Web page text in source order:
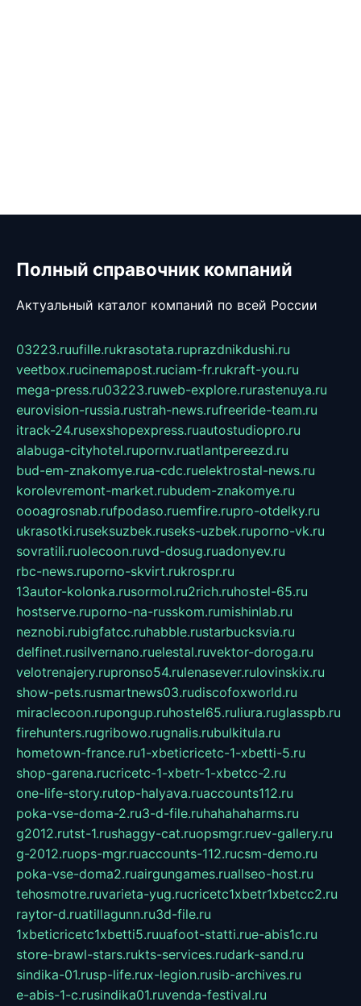
Полный справочник компаний
Актуальный каталог компаний по всей России
03223.ruufille.rukrasotata.ruprazdnikdushi.ru
veetbox.rucinemapost.ruciam-fr.rukraft-you.ru
mega-press.ru03223.ruweb-explore.rurastenuya.ru
eurovision-russia.rustrah-news.rufreeride-team.ru
itrack-24.rusexshopexpress.ruautostudiopro.ru
alabuga-cityhotel.rupornv.ruatlantpereezd.ru
bud-em-znakomye.rua-cdc.ruelektrostal-news.ru
korolevremont-market.rubudem-znakomye.ru
oooagrosnab.rufpodaso.ruemfire.rupro-otdelky.ru
ukrasotki.ruseksuzbek.ruseks-uzbek.ruporno-vk.ru
sovratili.ruolecoon.ruvd-dosug.ruadonyev.ru
rbc-news.ruporno-skvirt.rukrospr.ru
13autor-kolonka.rusormol.ru2rich.ruhostel-65.ru
hostserve.ruporno-na-russkom.rumishinlab.ru
neznobi.rubigfatcc.ruhabble.rustarbucksvia.ru
delfinet.rusilvernano.ruelestal.ruvektor-doroga.ru
velotrenajery.rupronso54.rulenasever.rulovinskix.ru
show-pets.rusmartnews03.rudiscofoxworld.ru
miraclecoon.rupongup.ruhostel65.ruliura.ruglasspb.ru
firehunters.rugribowo.rugnalis.rubulkitula.ru
hometown-france.ru1-xbeticricetc-1-xbetti-5.ru
shop-garena.rucricetc-1-xbetr-1-xbetcc-2.ru
one-life-story.rutop-halyava.ruaccounts112.ru
poka-vse-doma-2.ru3-d-file.ruhahahaharms.ru
g2012.rutst-1.rushaggy-cat.ruopsmgr.ruev-gallery.ru
g-2012.ruops-mgr.ruaccounts-112.rucsm-demo.ru
poka-vse-doma2.ruairgungames.ruallseo-host.ru
tehosmotre.ruvarieta-yug.rucricetc1xbetr1xbetcc2.ru
raytor-d.ruatillagunn.ru3d-file.ru
1xbeticricetc1xbetti5.ruuafoot-statti.rue-abis1c.ru
store-brawl-stars.rukts-services.rudark-sand.ru
sindika-01.rusp-life.rux-legion.rusib-archives.ru
e-abis-1-c.rusindika01.ruvenda-festival.ru